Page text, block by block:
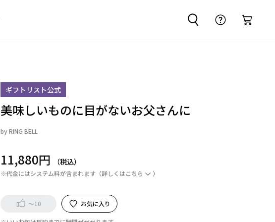
ギフトリスト公式
美味しいものに目がないお父さんに
byRING BELL
11,880円
※代金にはシステム料が含まれます （詳しくはこちら ）
～10 お気に入り